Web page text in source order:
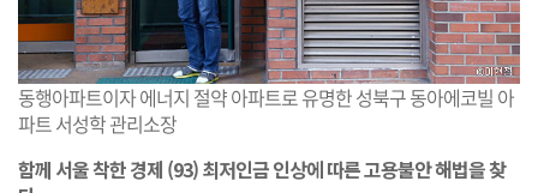
동행아파트이자 에너지 절약 아파트로 유명한 성북구 동아에코빌 아
파트 서성학 관리소장
함께 서울 착한 경제 (93) 최저인금 인상에 따른 고용불안 해법을 찾